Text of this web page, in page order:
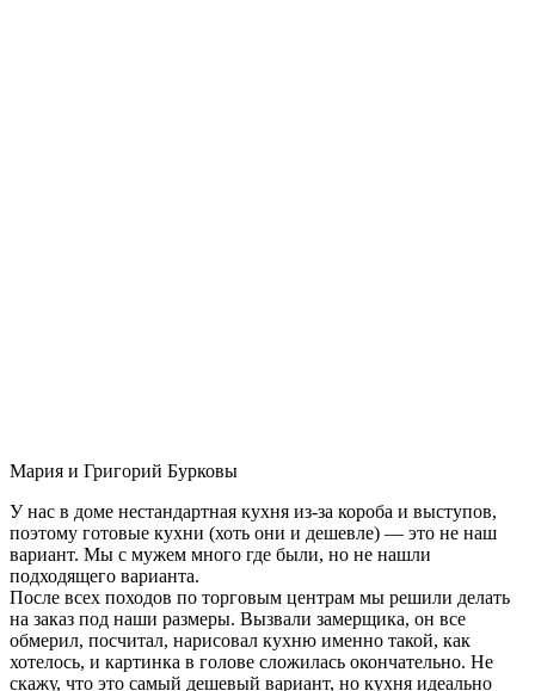
Мария и Григорий Бурковы
У нас в доме нестандартная кухня из-за короба и выступов,
поэтому готовые кухни (хоть они и дешевле) — это не наш
вариант. Мы с мужем много где были, но не нашли
подходящего варианта.
После всех походов по торговым центрам мы решили делать
на заказ под наши размеры. Вызвали замерщика, он все
обмерил, посчитал, нарисовал кухню именно такой, как
хотелось, и картинка в голове сложилась окончательно. Не
скажу, что это самый дешевый вариант, но кухня идеально